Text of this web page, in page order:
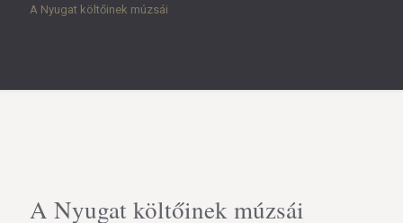
A Nyugat költőinek múzsái
A Nyugat költőinek múzsái